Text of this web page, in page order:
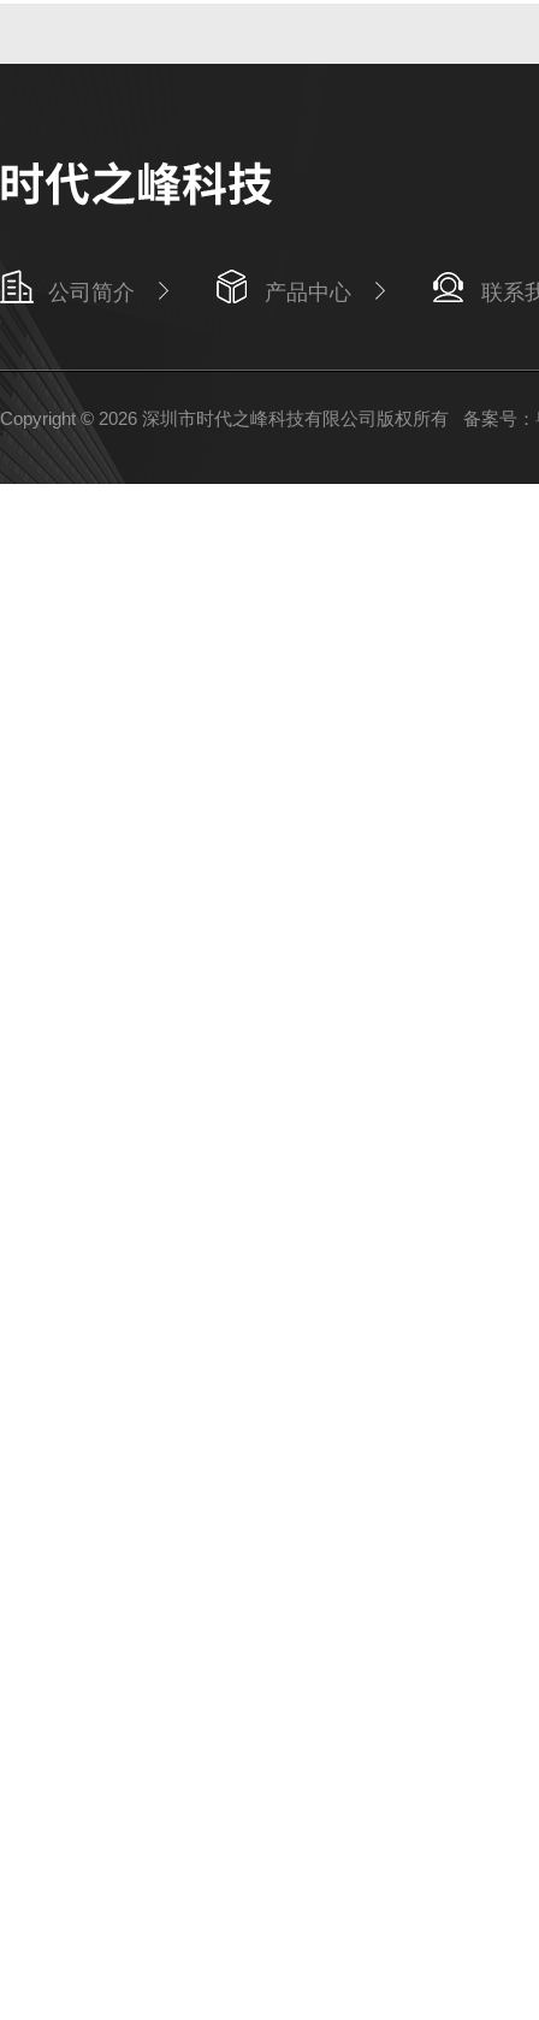
公司简介 产品中心 联系
Copyright © 2026 深圳市时代之峰科技有限公司版权所有 备案号